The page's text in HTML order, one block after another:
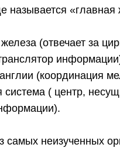
называется «главная
(отвечает за
(координация
( центр,
самых неизученных